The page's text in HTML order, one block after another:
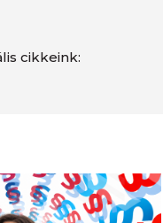
cikkeink: